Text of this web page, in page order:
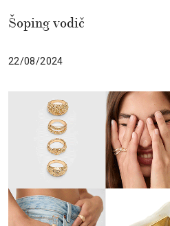
Šoping vodič
22/08/2024